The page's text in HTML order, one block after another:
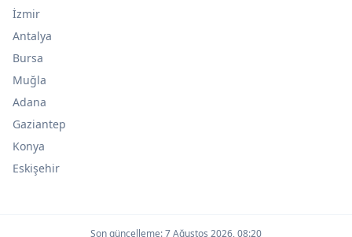
İzmir
Antalya
Bursa
Muğla
Adana
Gaziantep
Konya
Eskişehir
Son güncelleme:7 Ağustos 2026, 08:20